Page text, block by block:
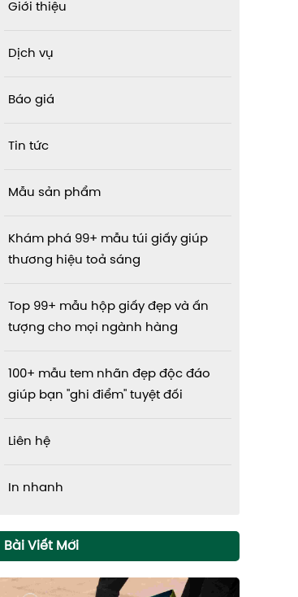
Giới thiệu
Dịch vụ
Báo giá
Tin tức
Mẫu sản phẩm
Khám phá 99+ mẫu túi giấy giúp
thương hiệu toả sáng
Top 99+ mẫu hộp giấy đẹp và ấn
tượng cho mọi ngành hàng
100+ mẫu tem nhãn đẹp độc đáo
giúp bạn "ghi điểm" tuyệt đối
Liên hệ
In nhanh
Bài Viết Mới